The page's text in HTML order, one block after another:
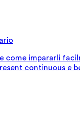
come impararli
continuous e